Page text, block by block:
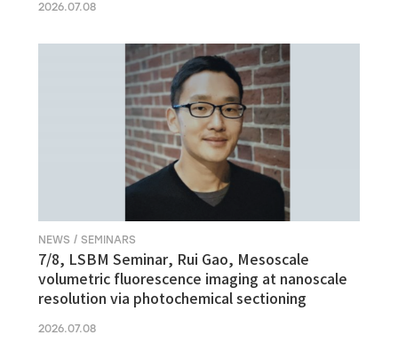
2026.07.08
NEWS / SEMINARS
7/8, LSBM Seminar, Rui Gao, Mesoscale
volumetric fluorescence imaging at nanoscale
resolution via photochemical sectioning
2026.07.08